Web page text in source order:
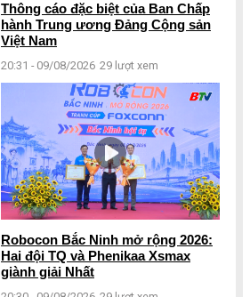
Thông cáo đặc biệt của Ban Chấp
hành Trung ương Đảng Cộng sản
Việt Nam
20:31 - 09/08/2026 29 lượt xem
Robocon Bắc Ninh mở rộng 2026:
Hai đội TQ và Phenikaa Xsmax
giành giải Nhất